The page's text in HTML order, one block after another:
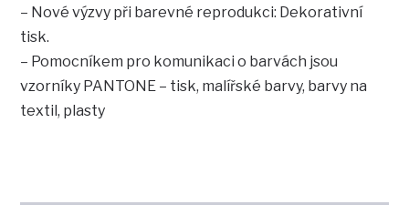
– Nové výzvy při barevné reprodukci: Dekorativní
tisk.
– Pomocníkem pro komunikaci o barvách jsou
vzorníky PANTONE – tisk, malířské barvy, barvy na
textil, plasty